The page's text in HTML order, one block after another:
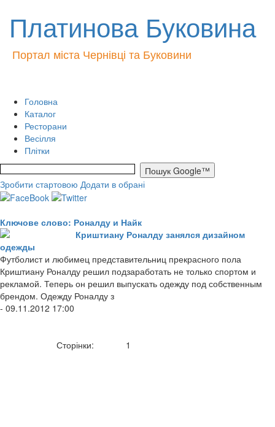
Платинова Буковина
Портал міста Чернівці та Буковини
Головна
Каталог
Ресторани
Весілля
Плітки
Зробити стартовою Додати в обрані
Ключове слово: Роналду и Найк
Криштиану Роналду занялся дизайном
одежды
Футболист и любимец представительниц прекрасного пола
Криштиану Роналду решил подзаработать не только спортом и
рекламой. Теперь он решил выпускать одежду под собственным
брендом. Одежду Роналду з
- 09.11.2012 17:00
Сторінки: 1